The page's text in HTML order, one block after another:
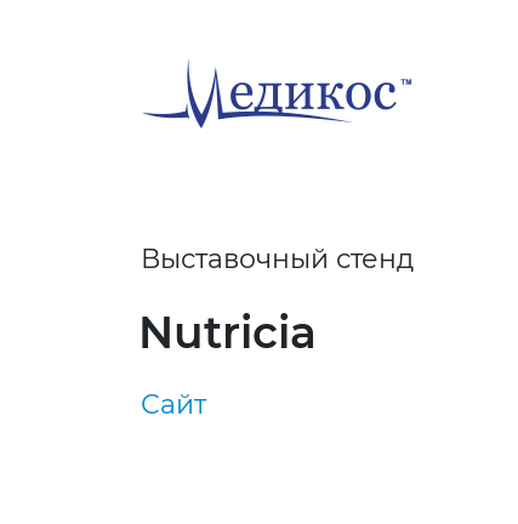
Выставочный стенд
Nutricia
Сайт